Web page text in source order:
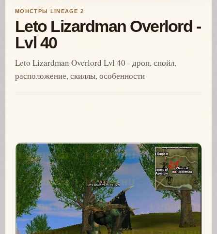
МОНСТРЫ LINEAGE 2
Leto Lizardman Overlord -
Lvl 40
Leto Lizardman Overlord Lvl 40 - дроп, спойл,
расположение, скиллы, особенности